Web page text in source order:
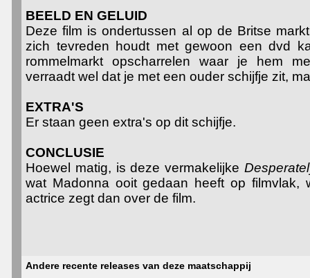
BEELD EN GELUID
Deze film is ondertussen al op de Britse
zich tevreden houdt met gewoon een dvd
rommelmarkt opscharrelen waar je hem
verraadt wel dat je met een ouder schijfje zit,
EXTRA'S
Er staan geen extra's op dit schijfje.
CONCLUSIE
Hoewel matig, is deze vermakelijke
wat Madonna ooit gedaan heeft op filmvlak,
actrice zegt dan over de film.
Andere recente releases van deze maatschappij